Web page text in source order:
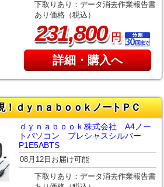
下取りあり：データ消去作業報告書
あり価格（税込）
231,800円
詳細・購入へ
！ｄｙｎａｂｏｏｋノートＰＣ
ｄｙｎａｂｏｏｋ株式会社 A4ノー
トパソコン プレシャスシルバー
P1E5ABTS
08月12日お届け可能
下取りあり：データ消去作業報告書